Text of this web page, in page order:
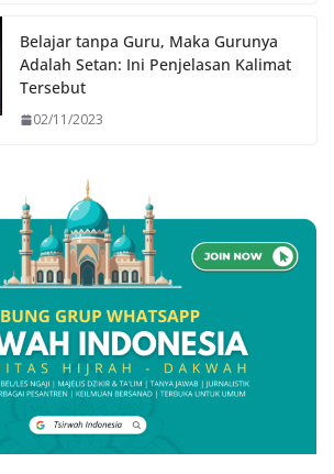
Belajar tanpa Guru, Maka Gurunya
Adalah Setan: Ini Penjelasan Kalimat
Tersebut
02/11/2023